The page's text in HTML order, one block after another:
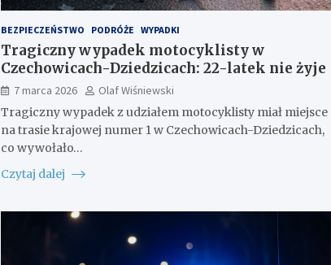
BEZPIECZEŃSTWO PODRÓŻE WYPADKI
Tragiczny wypadek motocyklisty w
Czechowicach-Dziedzicach: 22-latek nie żyje
7 marca 2026
Olaf Wiśniewski
Tragiczny wypadek z udziałem motocyklisty miał miejsce
na trasie krajowej numer 1 w Czechowicach-Dziedzicach,
co wywołało…
Czytaj dalej